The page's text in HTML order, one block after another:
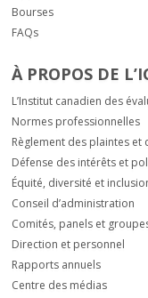
Bourses
FAQs
À PROPOS DE
L’Institut canadien des
Normes professionnelles
Règlement des plaintes
Défense des intérêts et
Équité, diversité et
Conseil d’administration
Comités, panels et
Direction et personnel
Rapports annuels
Centre des médias